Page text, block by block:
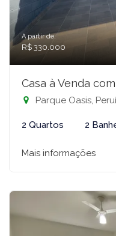
A partir de:
R$ 330.000
Casa à Venda
Parque Oasis,
2 Quartos 2
Mais informações